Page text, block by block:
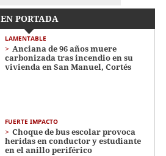
EN PORTADA
LAMENTABLE
Anciana de 96 años muere
carbonizada tras incendio en su
vivienda en San Manuel, Cortés
FUERTE IMPACTO
Choque de bus escolar provoca
heridas en conductor y estudiante
en el anillo periférico